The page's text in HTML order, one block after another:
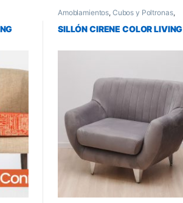
Amoblamientos, Cubos y Poltronas,
Muebles para Living y Comedor
SILLÓN CIRENE COLOR LIVING